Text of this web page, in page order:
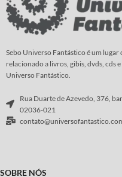
Sebo Universo Fantástico é um
relacionado a livros, gibis, dvds, cds
Universo Fantástico.
Rua Duarte de Azevedo, 376,
02036-021
SOBRE NÓS